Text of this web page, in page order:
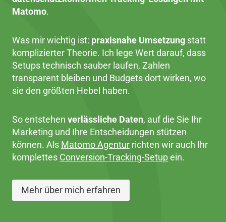
Matomo.
Was mir wichtig ist: praxisnahe Umsetzung statt
komplizierter Theorie. Ich lege Wert darauf, dass
Setups technisch sauber laufen, Zahlen
transparent bleiben und Budgets dort wirken, wo
sie den größten Hebel haben.
So entstehen verlässliche Daten, auf die Sie Ihr
Marketing und Ihre Entscheidungen stützen
können. Als Matomo Agentur richten wir auch Ihr
komplettes Conversion-Tracking-Setupein.
Mehr über mich erfahren